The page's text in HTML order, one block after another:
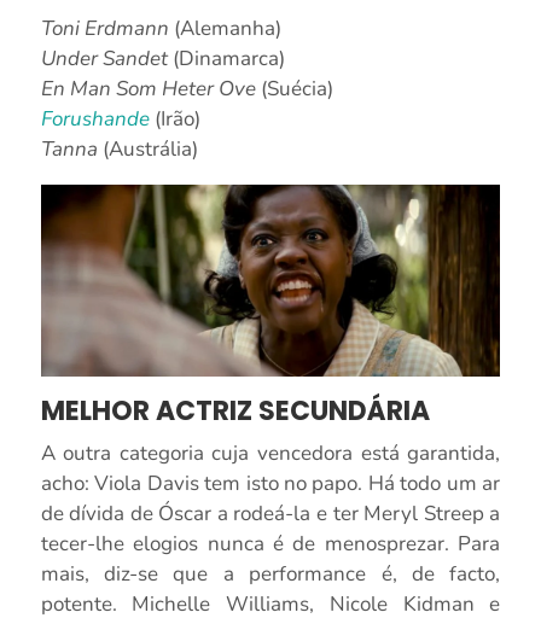
Toni Erdmann (Alemanha)
Under Sandet(Dinamarca)
En Man Som Heter Ove(Suécia)
Forushande (Irão)
Tanna (Austrália)
MELHOR ACTRIZ SECUNDÁRIA
A outra categoria cuja vencedora está garantida,
acho: Viola Davis tem isto no papo. Há todo um ar
de dívida de Óscar a rodeá-la e ter Meryl Streep a
tecer-lhe elogios nunca é de menosprezar. Para
mais, diz-se que a performance é, de facto,
potente. Michelle Williams, Nicole Kidman e